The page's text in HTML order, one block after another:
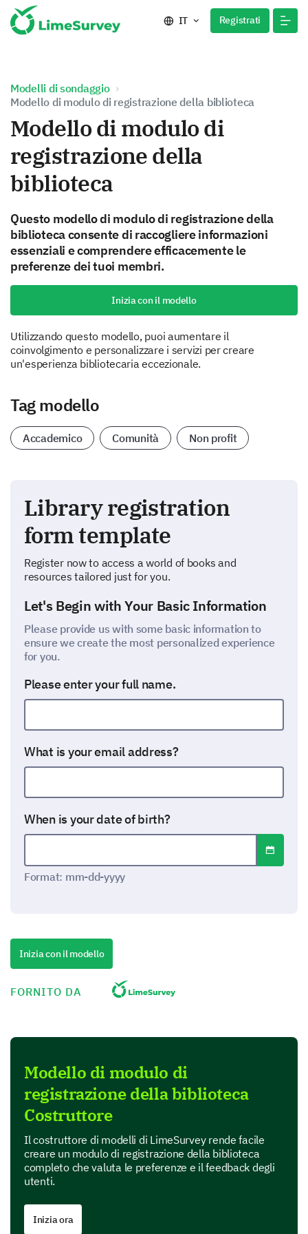
IT Registrati
Modelli di sondaggio
Modello di modulo di registrazione della biblioteca
Modello di modulo di
registrazione della
biblioteca
Questo modello di modulo di registrazione della
biblioteca consente di raccogliere informazioni
essenziali e comprendere efficacemente le
preferenze dei tuoi membri.
Inizia con il modello
Utilizzando questo modello, puoi aumentare il
coinvolgimento e personalizzare i servizi per creare
un'esperienza bibliotecaria eccezionale.
Tag modello
Accademico Comunità Non profit
Library registration
form template
Register now to access a world of books and
resources tailored just for you.
Let's Begin with Your Basic Information
Please provide us with some basic information to
ensure we create the most personalized experience
for you.
Please enter your full name.
What is your email address?
When is your date of birth?
Date format: mm-dd-yyyy
Open
Format: mm-dd-yyyy
Female Male
How would you prefer us to contact you?"
Phone
Postal Mail
Tell Us More About Your Interests
books and resources that you'll love.
Inizia con il modello
FORNITO DA
Modello di modulo di
registrazione della biblioteca
Costruttore
Il costruttore di modelli di LimeSurvey rende facile
creare un modulo di registrazione della biblioteca
completo che valuta le preferenze e il feedback degli
utenti.
Inizia ora